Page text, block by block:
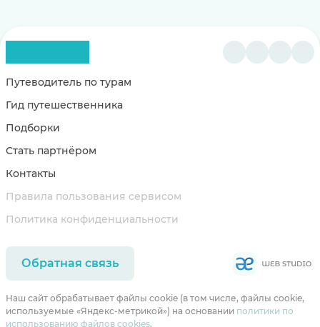
Путеводитель по турам
Гид путешественника
Подборки
Стать партнёром
Контакты
Правила пользования сервисом
Политика конфиденциальности
Обратная связь
Наш сайт обрабатывает файлы cookie (в том числе, файлы cookie,
используемые «Яндекс-метрикой») на основании политики по
использованию файлов cookies.